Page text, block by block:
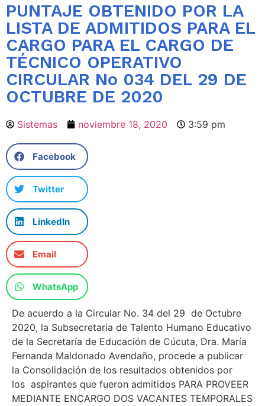
PUNTAJE OBTENIDO POR LA
LISTA DE ADMITIDOS PARA EL
CARGO PARA EL CARGO DE
TÉCNICO OPERATIVO
CIRCULAR No 034 DEL 29 DE
OCTUBRE DE 2020
Sistemas noviembre 18, 2020 3:59 pm
Facebook
Twitter
LinkedIn
Email
WhatsApp
De acuerdo a la Circular No. 34 del 29 de Octubre
2020, la Subsecretaria de Talento Humano Educativo
de la Secretaría de Educación de Cúcuta, Dra. María
Fernanda Maldonado Avendaño, procede a publicar
la Consolidación de los resultados obtenidos por
los aspirantes que fueron admitidos PARA PROVEER
MEDIANTE ENCARGO DOS VACANTES TEMPORALES